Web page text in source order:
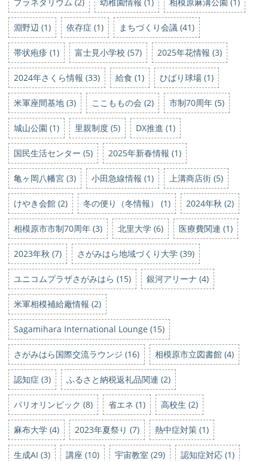
淵野辺 (1) 依存症 (1) まちづくり会議 (41)
帯状疱疹 (1) 富士見小学校 (57) 2025年花情報 (3)
2024年さくら情報 (33) 給食 (1) ひばり球場 (1)
米軍座間基地 (3) ここももの会 (2) 市制70周年 (5)
城山公園 (1) 里親制度 (5) DX推進 (1)
国民生活センター (5) 2025年新春情報 (1)
亀ヶ岡八幡宮 (3) 小田急線情報 (1) 上溝商店街 (5)
けやき会館 (2) 冬の便り（冬情報） (1) 2024年秋 (2)
相模原市市制70周年 (3) 北里大学 (6) 医療費関連 (1)
2023年秋 (7) さがみはら地域づくり大学 (39)
ユニコムプラザさがみはら (15) 銀河アリーナ (4)
米軍相模補給廠情報 (2)
Sagamihara International Lounge (15)
さがみはら国際交流ラウンジ (16) 相模原市立図書館 (4)
認知症 (3) ふるさと納税返礼品関連 (2)
パリオリンピック (8) 省エネ (1) 高校生 (2)
麻布大学 (4) 2023年夏祭り (7) 熱中症対策 (1)
生成AI (3) 講座 (10) 宇宙教室 (29) 認知症対応 (1)